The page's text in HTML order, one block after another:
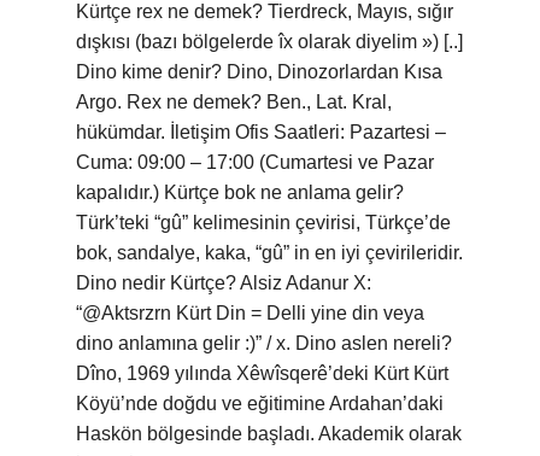
Kürtçe rex ne demek? Tierdreck, Mayıs, sığır
dışkısı (bazı bölgelerde îx olarak diyelim ») [..]
Dino kime denir? Dino, Dinozorlardan Kısa
Argo. Rex ne demek? Ben., Lat. Kral,
hükümdar. İletişim Ofis Saatleri: Pazartesi –
Cuma: 09:00 – 17:00 (Cumartesi ve Pazar
kapalıdır.) Kürtçe bok ne anlama gelir?
Türk’teki “gû” kelimesinin çevirisi, Türkçe’de
bok, sandalye, kaka, “gû” in en iyi çevirileridir.
Dino nedir Kürtçe? Alsiz Adanur X:
“@Aktsrzrn Kürt Din = Delli yine din veya
dino anlamına gelir :)” / x. Dino aslen nereli?
Dîno, 1969 yılında Xêwîsqerê’deki Kürt Kürt
Köyü’nde doğdu ve eğitimine Ardahan’daki
Haskön bölgesinde başladı. Akademik olarak